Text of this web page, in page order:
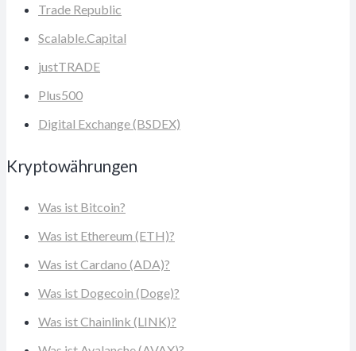
Trade Republic
Scalable.Capital
justTRADE
Plus500
Digital Exchange (BSDEX)
Kryptowährungen
Was ist Bitcoin?
Was ist Ethereum (ETH)?
Was ist Cardano (ADA)?
Was ist Dogecoin (Doge)?
Was ist Chainlink (LINK)?